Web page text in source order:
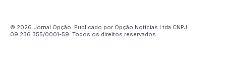
© 2026 Jornal Opção. Publicado por Opção Notícias Ltda CNPJ
09.236.355/0001-59. Todos os direitos reservados.